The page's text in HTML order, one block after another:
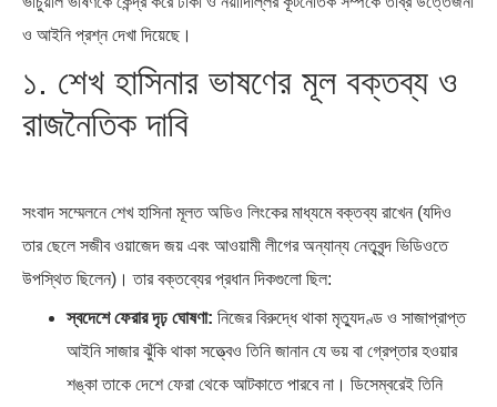
ও আইনি প্রশ্ন দেখা দিয়েছে।
১. শেখ হাসিনার ভাষণের মূল বক্তব্য ও
রাজনৈতিক দাবি
সংবাদ সম্মেলনে শেখ হাসিনা মূলত অডিও লিংকের মাধ্যমে বক্তব্য রাখেন (যদিও
তার ছেলে সজীব ওয়াজেদ জয় এবং আওয়ামী লীগের অন্যান্য নেতৃবৃন্দ ভিডিওতে
উপস্থিত ছিলেন)। তার বক্তব্যের প্রধান দিকগুলো ছিল:
স্বদেশে ফেরার দৃঢ় ঘোষণা: নিজের বিরুদ্ধে থাকা মৃত্যুদণ্ড ও সাজাপ্রাপ্ত
আইনি সাজার ঝুঁকি থাকা সত্ত্বেও তিনি জানান যে ভয় বা গ্রেপ্তার হওয়ার
শঙ্কা তাকে দেশে ফেরা থেকে আটকাতে পারবে না। ডিসেম্বরেই তিনি